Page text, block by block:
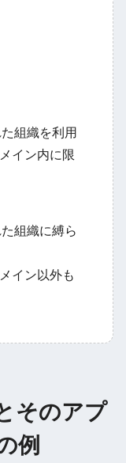
組織を利用
イン内に限
組織に縛ら
イン以外も
そのアプ
例